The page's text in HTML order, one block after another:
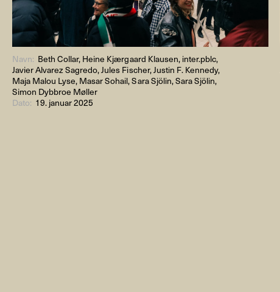
Navn: Beth Collar, Heine Kjærgaard Klausen, inter.pblc,
Javier Alvarez Sagredo, Jules Fischer, Justin F. Kennedy,
Maja Malou Lyse, Masar Sohail, Sara Sjölin, Sara Sjölin,
Simon Dybbroe Møller
Dato: 19. januar 2025